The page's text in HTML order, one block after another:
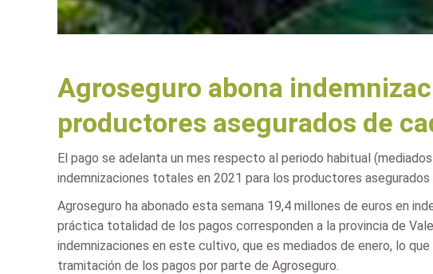
Agroseguro abona
productores asegurados de
El pago se adelanta un mes respecto al periodo habitual
indemnizaciones totales en 2021 para los productores
Agroseguro ha abonado esta semana 19,4 millones de euros en
práctica totalidad de los pagos corresponden a la provincia de
indemnizaciones en este cultivo, que es mediados de enero, lo
tramitación de los pagos por parte de Agroseguro.